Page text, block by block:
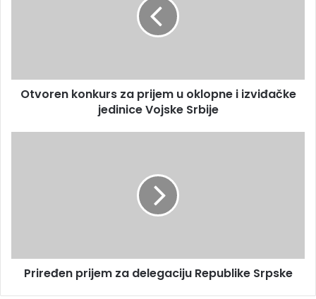
Otvoren konkurs za prijem u oklopne i izviđačke
jedinice Vojske Srbije
Priređen prijem za delegaciju Republike Srpske